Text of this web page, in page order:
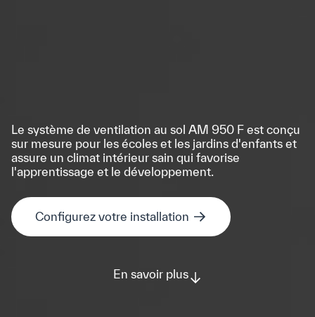
Le système de ventilation au sol AM 950 F est conçu
sur mesure pour les écoles et les jardins d'enfants et
assure un climat intérieur sain qui favorise
l'apprentissage et le développement.
Configurez votre installation
En savoir plus